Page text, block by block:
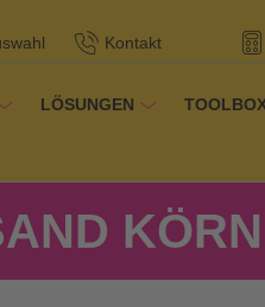
Kontakt
LÖSUNGEN